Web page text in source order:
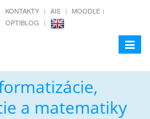
KONTAKTY AIS
MOODLE
OPTIBLOG
Toggle
a matematiky